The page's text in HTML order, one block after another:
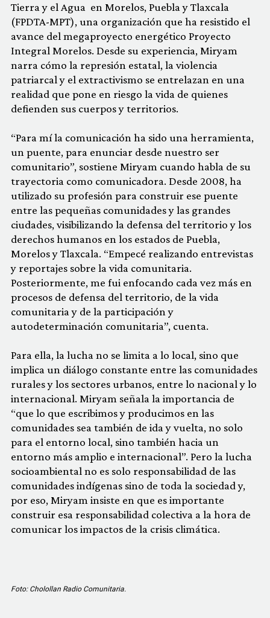
Tierra y el Agua en Morelos, Puebla y Tlaxcala
(FPDTA-MPT), una organización que ha resistido el
avance del megaproyecto energético Proyecto
Integral Morelos. Desde su experiencia, Miryam
narra cómo la represión estatal, la violencia
patriarcal y el extractivismo se entrelazan en una
realidad que pone en riesgo la vida de quienes
defienden sus cuerpos y territorios.
“Para mí la comunicación ha sido una herramienta,
un puente, para enunciar desde nuestro ser
comunitario”, sostiene Miryam cuando habla de su
trayectoria como comunicadora. Desde 2008, ha
utilizado su profesión para construir ese puente
entre las pequeñas comunidades y las grandes
ciudades, visibilizando la defensa del territorio y los
derechos humanos en los estados de Puebla,
Morelos y Tlaxcala. “Empecé realizando entrevistas
y reportajes sobre la vida comunitaria.
Posteriormente, me fui enfocando cada vez más en
procesos de defensa del territorio, de la vida
comunitaria y de la participación y
autodeterminación comunitaria”, cuenta.
Para ella, la lucha no se limita a lo local, sino que
implica un diálogo constante entre las comunidades
rurales y los sectores urbanos, entre lo nacional y lo
internacional. Miryam señala la importancia de
“que lo que escribimos y producimos en las
comunidades sea también de ida y vuelta, no solo
para el entorno local, sino también hacia un
entorno más amplio e internacional”. Pero la lucha
socioambiental no es solo responsabilidad de las
comunidades indígenas sino de toda la sociedad y,
por eso, Miryam insiste en que es importante
construir esa responsabilidad colectiva a la hora de
comunicar los impactos de la crisis climática.
Foto: Cholollan Radio Comunitaria.